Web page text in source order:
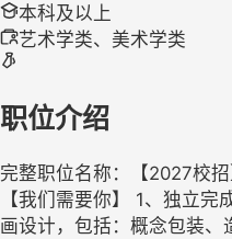
本科及以上
艺术学类、美术学类
职位介绍
完整职位名称：【2027校
【我们需要你】 1、独立
画设计，包括：概念包装